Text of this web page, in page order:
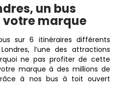
un bus
marque
sur 6 itinéraires différents
l’une des attractions
ne pas profiter de cette
marque à des millions de
à nos bus à toit ouvert